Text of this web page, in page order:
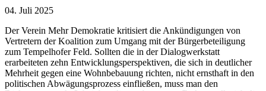
04. Juli 2025
Der Verein Mehr Demokratie kritisiert die Ankündigungen von
Vertretern der Koalition zum Umgang mit der Bürgerbeteiligung
zum Tempelhofer Feld. Sollten die in der Dialogwerkstatt
erarbeiteten zehn Entwicklungsperspektiven, die sich in deutlicher
Mehrheit gegen eine Wohnbebauung richten, nicht ernsthaft in den
politischen Abwägungsprozess einfließen, muss man den